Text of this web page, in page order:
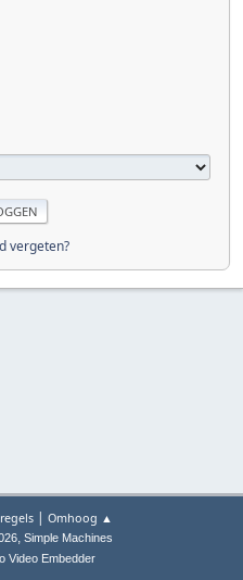
vergeten?
| Omhoog ▲
, Simple Machines
Video Embedder